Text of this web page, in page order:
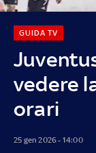
vedere
orari
GUIDA TV
25 gen 2026 - 14:00